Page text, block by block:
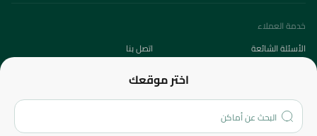
اختر موقعك
خدمة العملاء
الأسئلة الشائعة
اتصل بنا
من نحن؟
الفروع
المزيد